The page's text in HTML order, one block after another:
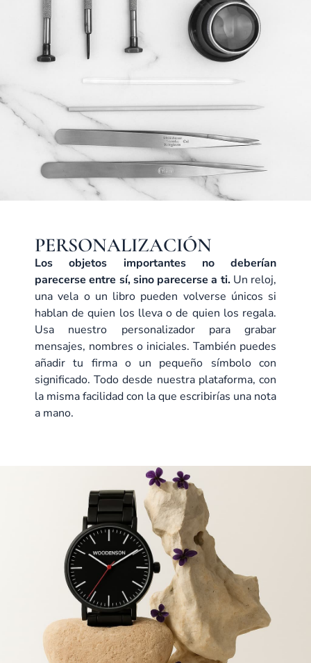
PERSONALIZACIÓN
Los objetos importantes no deberían
parecerse entre sí, sino parecerse a ti.Un reloj,
una vela o un libro pueden volverse únicos si
hablan de quien los lleva o de quien los regala.
Usa nuestro personalizador para grabar
mensajes, nombres o iniciales. También puedes
añadir tu firma o un pequeño símbolo con
significado. Todo desde nuestra plataforma, con
la misma facilidad con la que escribirías una nota
a mano.